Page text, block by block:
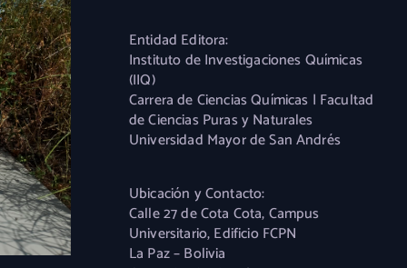
Entidad Editora:
Instituto de Investigaciones Químicas
(IIQ)
Carrera de Ciencias Químicas | Facultad
de Ciencias Puras y Naturales
Universidad Mayor de San Andrés
Ubicación y Contacto:
Calle 27 de Cota Cota, Campus
Universitario, Edificio FCPN
La Paz – Bolivia